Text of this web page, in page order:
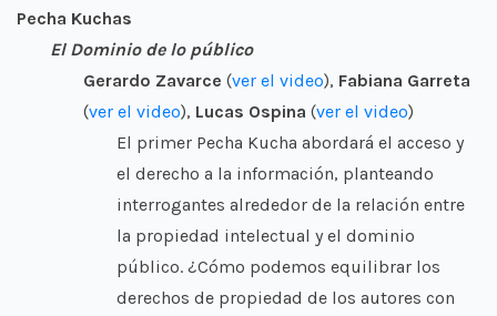
Pecha Kuchas
El Dominio de lo público
Gerardo Zavarce (ver el video), Fabiana Garreta
(ver el video), Lucas Ospina (ver el video)
El primer Pecha Kucha abordará el acceso y
el derecho a la información, planteando
interrogantes alrededor de la relación entre
la propiedad intelectual y el dominio
público. ¿Cómo podemos equilibrar los
derechos de propiedad de los autores con